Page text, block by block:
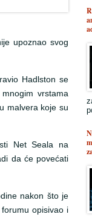
upoznao svog
Hadlston se
vrstama
malvera koje su
Net Seala na
da će povećati
nakon što je
opisivao i